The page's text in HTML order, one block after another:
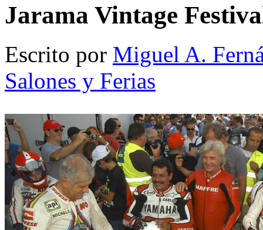
Jarama Vintage
Escrito por Miguel A.
Salones y Ferias